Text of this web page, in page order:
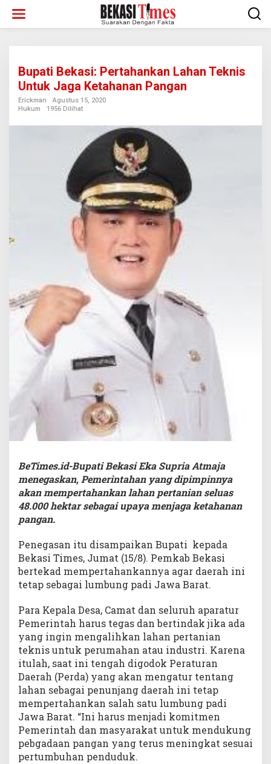
konten
Bupati Bekasi: Pertahankan Lahan Teknis
Untuk Jaga Ketahanan Pangan
Erickman
Agustus 15, 2020
Hukum
1956 Dilihat
BeTimes.id-Bupati Bekasi Eka Supria Atmaja
menegaskan, Pemerintahan yang dipimpinnya
akan mempertahankan lahan pertanian seluas
48.000 hektar sebagai upaya menjaga ketahanan
pangan.
Penegasan itu disampaikan Bupati kepada
Bekasi Times, Jumat (15/8). Pemkab Bekasi
bertekad mempertahankannya agar daerah ini
tetap sebagai lumbung padi Jawa Barat.
Para Kepala Desa, Camat dan seluruh aparatur
Pemerintah harus tegas dan bertindak jika ada
yang ingin mengalihkan lahan pertanian
teknis untuk perumahan atau industri. Karena
itulah, saat ini tengah digodok Peraturan
Daerah (Perda) yang akan mengatur tentang
lahan sebagai penunjang daerah ini tetap
mempertahankan salah satu lumbung padi
Jawa Barat. “Ini harus menjadi komitmen
Pemerintah dan masyarakat untuk mendukung
pebgadaan pangan yang terus meningkat sesuai
pertumbuhan penduduk.